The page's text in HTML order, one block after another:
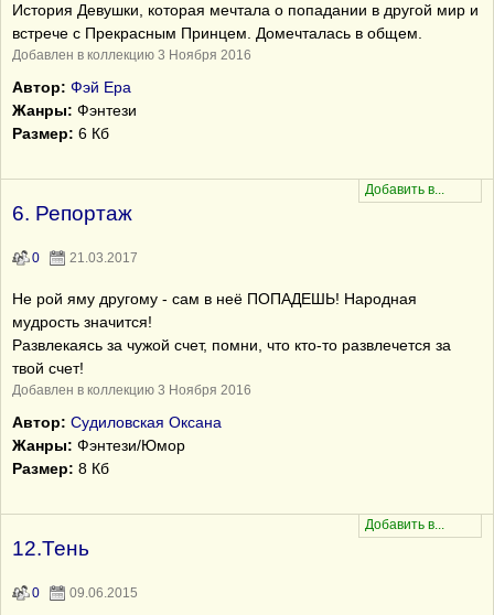
История Девушки, которая мечтала о попадании в другой мир и
встрече с Прекрасным Принцем. Домечталась в общем.
Добавлен в коллекцию 3 Ноября 2016
Автор: Фэй Ера
Жанры: Фэнтези
Размер: 6 Кб
6. Репортаж
0 21.03.2017
Не рой яму другому - сам в неё ПОПАДЕШЬ! Народная
мудрость значится!
Развлекаясь за чужой счет, помни, что кто-то развлечется за
твой счет!
Добавлен в коллекцию 3 Ноября 2016
Автор: Судиловская Оксана
Жанры: Фэнтези/Юмор
Размер: 8 Кб
12.Тень
0 09.06.2015